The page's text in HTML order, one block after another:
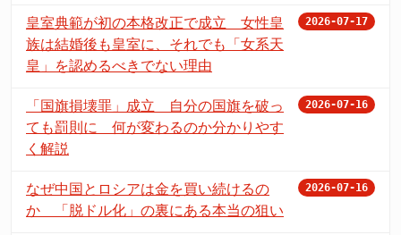
皇室典範が初の本格改正で成立 女性皇
族は結婚後も皇室に、それでも「女系天
皇」を認めるべきでない理由
2026-07-17
「国旗損壊罪」成立 自分の国旗を破っ
ても罰則に 何が変わるのか分かりやす
く解説
2026-07-16
なぜ中国とロシアは金を買い続けるの
か 「脱ドル化」の裏にある本当の狙い
2026-07-16